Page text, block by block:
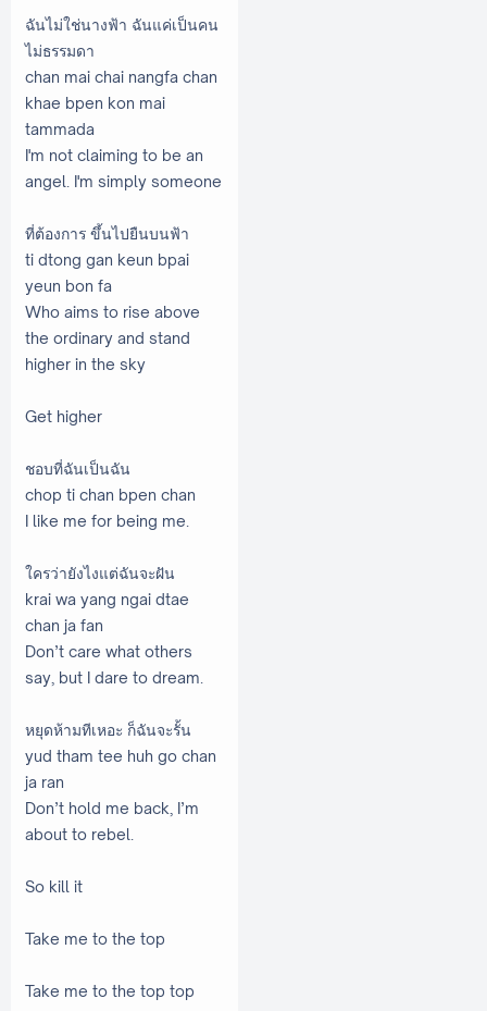
ฉันไม่ใช่นางฟ้า ฉันแค่เป็นคน
ไม่ธรรมดา
chan mai chai nangfa chan
khae bpen kon mai
tammada
I'm not claiming to be an
angel. I'm simply someone
ที่ต้องการ ขึ้นไปยืนบนฟ้า
ti dtong gan keun bpai
yeun bon fa
Who aims to rise above
the ordinary and stand
higher in the sky
Get higher
ชอบที่ฉันเป็นฉัน
chop ti chan bpen chan
I like me for being me.
ใครว่ายังไงแต่ฉันจะฝัน
krai wa yang ngai dtae
chan ja fan
Don’t care what others
say, but I dare to dream.
หยุดห้ามทีเหอะ ก็ฉันจะรั้น
yud tham tee huh go chan
ja ran
Don’t hold me back, I’m
about to rebel.
So kill it
Take me to the top
Take me to the top top